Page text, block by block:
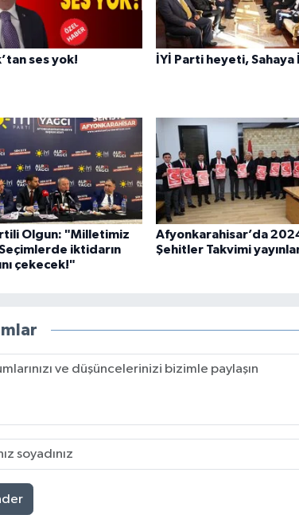
ses yok! İYİ Parti heyeti, Sahaya
Olgun: "Milletimiz
iktidarın
çekecek!"
Afyonkarahisar’da 2024
Şehitler Takvimi